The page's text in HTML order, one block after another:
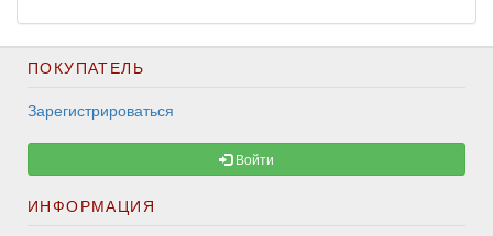
ПОКУПАТЕЛЬ
Зарегистрироваться
Войти
ИНФОРМАЦИЯ